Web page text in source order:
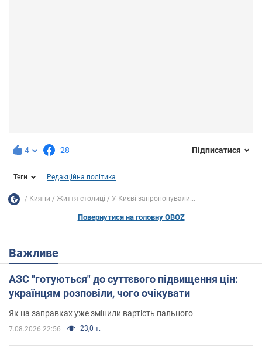
4 28 Підписатися
Теги Редакційна політика
Кияни Життя столиці У Києві запропонували...
Повернутися на головну OBOZ
Важливе
АЗС "готуються" до суттєвого підвищення цін:
українцям розповіли, чого очікувати
Як на заправках уже змінили вартість пального
7.08.2026 22:56 23,0 т.